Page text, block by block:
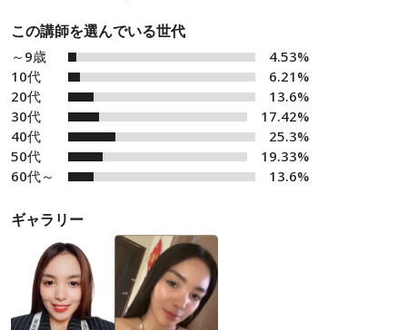
この講師を選んでいる世代
～9歳
4.53%
10代
6.21%
20代
13.6%
30代
17.42%
40代
25.3%
50代
19.33%
60代～
13.6%
ギャラリー